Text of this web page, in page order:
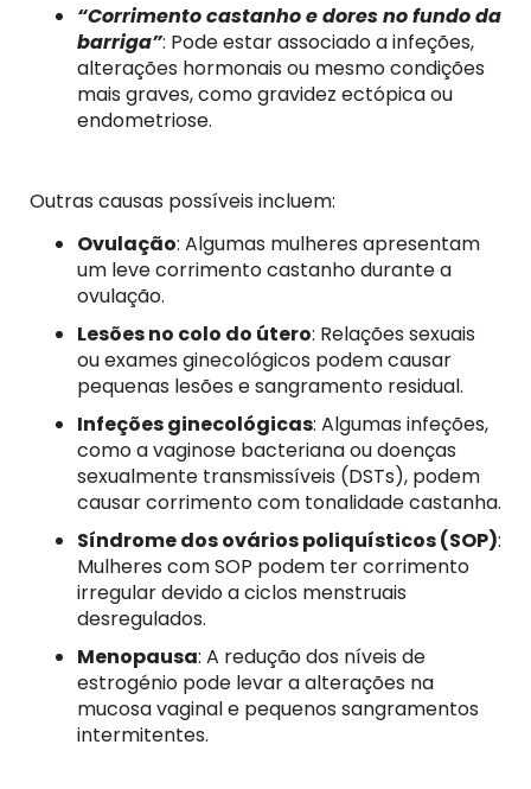
“Corrimento castanho e dores no fundo da
barriga”: Pode estar associado a infeções,
alterações hormonais ou mesmo condições
mais graves, como gravidez ectópica ou
endometriose.
Outras causas possíveis incluem:
Ovulação: Algumas mulheres apresentam
um leve corrimento castanho durante a
ovulação.
Lesões no colo do útero: Relações sexuais
ou exames ginecológicos podem causar
pequenas lesões e sangramento residual.
Infeções ginecológicas: Algumas infeções,
como a vaginose bacteriana ou doenças
sexualmente transmissíveis (DSTs), podem
causar corrimento com tonalidade castanha.
Síndrome dos ovários poliquísticos (SOP):
Mulheres com SOP podem ter corrimento
irregular devido a ciclos menstruais
desregulados.
Menopausa: A redução dos níveis de
estrogénio pode levar a alterações na
mucosa vaginal e pequenos sangramentos
intermitentes.